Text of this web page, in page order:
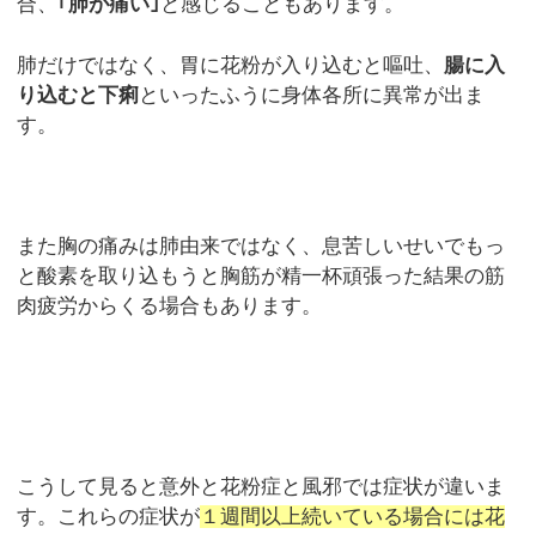
肺だけではなく、胃に花粉が入り込むと嘔吐、 腸に入
り込むと下痢といったふうに身体各所に異常が出ま
す。
また胸の痛みは肺由来ではなく、息苦しいせいでもっ
と酸素を取り込もうと胸筋が精一杯頑張った結果の筋
肉疲労からくる場合もあります。
こうして見ると意外と花粉症と風邪では症状が違いま
す。これらの症状が １週間以上続いている場合には花